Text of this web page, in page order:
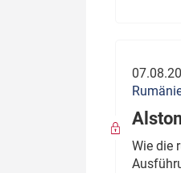
Wie die